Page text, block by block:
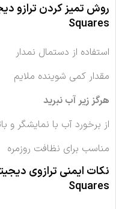
Squares
استفاده از دستمال نمدار
مقدار کمی شوینده ملایم
هرگز زیر آب نبرید
از برخورد آب با نمایشگر و
مناسب برای نظافت روزمره
Squares